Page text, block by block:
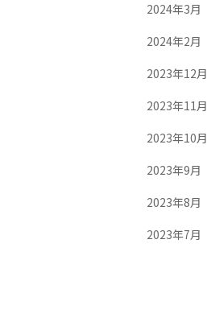
2024年3月
2024年2月
2023年12月
2023年11月
2023年10月
2023年9月
2023年8月
2023年7月